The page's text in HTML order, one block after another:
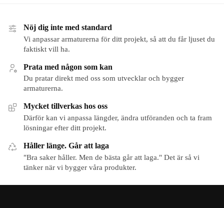
Nöj dig inte med standard
Vi anpassar armaturerna för ditt projekt, så att du får ljuset du
faktiskt vill ha.
Prata med någon som kan
Du pratar direkt med oss som utvecklar och bygger
armaturerna.
Mycket tillverkas hos oss
Därför kan vi anpassa längder, ändra utföranden och ta fram
lösningar efter ditt projekt.
Håller länge. Går att laga
"Bra saker håller. Men de bästa går att laga." Det är så vi
tänker när vi bygger våra produkter.